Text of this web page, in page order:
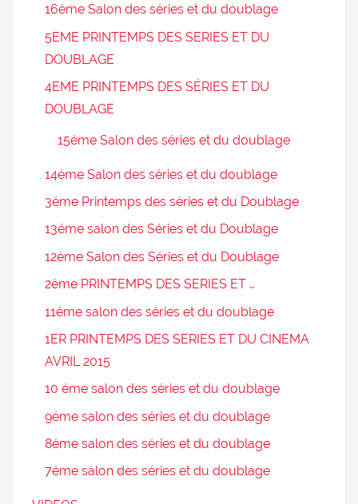
16ème Salon des séries et du doublage
5EME PRINTEMPS DES SERIES ET DU
DOUBLAGE
4EME PRINTEMPS DES SÉRIES ET DU
DOUBLAGE
15éme Salon des séries et du doublage
14éme Salon des séries et du doublage
3éme Printemps des séries et du Doublage
13éme salon des Séries et du Doublage
12éme Salon des Séries et du Doublage
2ème PRINTEMPS DES SERIES ET …
11éme salon des séries et du doublage
1ER PRINTEMPS DES SERIES ET DU CINEMA
AVRIL 2015
10 éme salon des séries et du doublage
9éme salon des séries et du doublage
8éme salon des séries et du doublage
7éme salon des séries et du doublage